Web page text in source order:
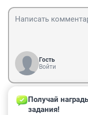
Гость
Войти
Гость
23 июля 2023, 14:46
Получай
задания!